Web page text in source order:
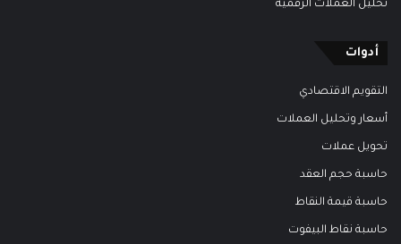
تحليل العملات الرقمية
أدوات
التقويم الاقتصادي
أسعار وتحليل العملات
تحويل عملات
حاسبة حجم العقد
حاسبة قيمة النقاط
حاسبة نقاط البيفوت